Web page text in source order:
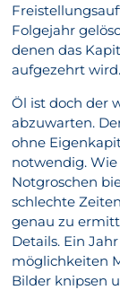
Folgejahr
denen das
aufgezehrt wird.
Öl ist doch der
abzuwarten.
ohne
notwendig.
Notgroschen
schlechte
genau zu
Details. Ein
möglichkeiten
Bilder knipsen